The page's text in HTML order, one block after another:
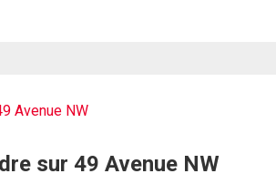
Avenue NW
sur 49 Avenue NW